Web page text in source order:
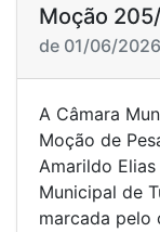
Moção
de 01/06/2026
A Câmara
Moção de
Amarildo
Municipal de
marcada pelo